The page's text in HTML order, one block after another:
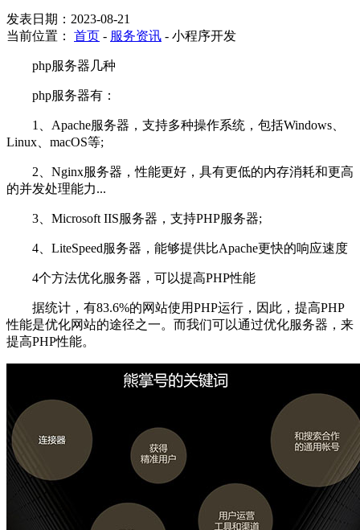
发表日期：2023-08-21
当前位置： 首页 - 服务资讯 - 小程序开发
php服务器几种
php服务器有：
1、Apache服务器，支持多种操作系统，包括Windows、
Linux、macOS等;
2、Nginx服务器，性能更好，具有更低的内存消耗和更高
的并发处理能力...
3、Microsoft IIS服务器，支持PHP服务器;
4、LiteSpeed服务器，能够提供比Apache更快的响应速度
4个方法优化服务器，可以提高PHP性能
据统计，有83.6%的网站使用PHP运行，因此，提高PHP
性能是优化网站的途径之一。而我们可以通过优化服务器，来
提高PHP性能。